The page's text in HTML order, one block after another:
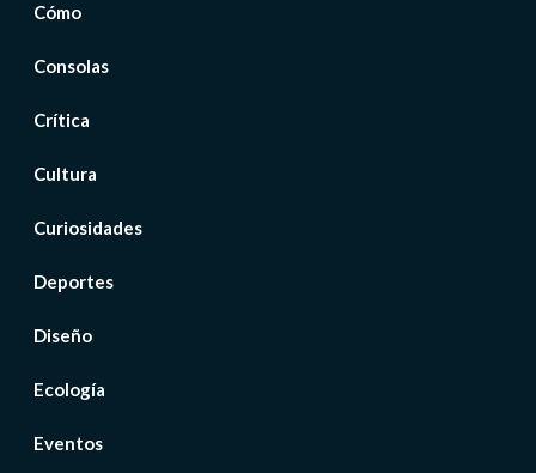
Cómo
Consolas
Crítica
Cultura
Curiosidades
Deportes
Diseño
Ecología
Eventos